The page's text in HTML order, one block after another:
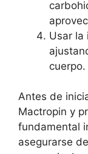
Usar la
cuerpo.
Antes de
Mactropin y
fundamental
asegurarse